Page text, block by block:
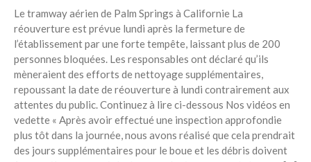
Le tramway aérien de Palm Springs à Californie La
réouverture est prévue lundi après la fermeture de
l’établissement par une forte tempête, laissant plus de 200
personnes bloquées. Les responsables ont déclaré qu’ils
mèneraient des efforts de nettoyage supplémentaires,
repoussant la date de réouverture à lundi contrairement aux
attentes du public. Continuez à lire ci-dessous Nos vidéos en
vedette « Après avoir effectué une inspection approfondie
plus tôt dans la journée, nous avons réalisé que cela prendrait
des jours supplémentaires pour le boue et les débris doivent